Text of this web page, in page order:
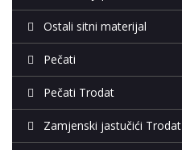
Ostali sitni materijal
Pečati
Pečati Trodat
Zamjenski jastučići Trodat